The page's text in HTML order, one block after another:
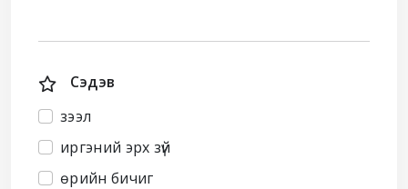
Сэдэв
зээл
иргэний эрх зүй
өрийн бичиг